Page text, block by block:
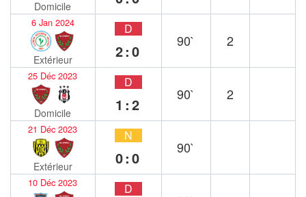
Domicile
6 Jan 2024
Extérieur
D
2:0
90` 2
25 Déc 2023
Domicile
D
1:2
90` 2
21 Déc 2023
Extérieur
N
0:0
90`
10 Déc 2023 D